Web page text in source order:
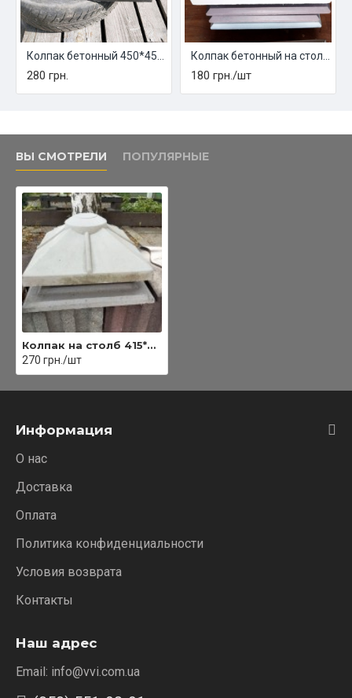
280 грн. 180 грн./шт
ВЫ СМОТРЕЛИ ПОПУЛЯРНЫЕ
Колпак на столб 415*415 мм.
270 грн./шт
Информация
О нас
Доставка
Оплата
Политика конфиденциальности
Условия возврата
Контакты
Наш адрес
Email: info@vvi.com.ua